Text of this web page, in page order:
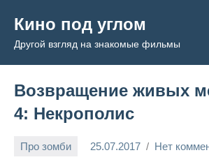
содержимому
Кино под углом
Другой взгляд на знакомые фильмы
Возвращение живых
4: Некрополис
Про зомби 25.07.2017
Admin
Нет